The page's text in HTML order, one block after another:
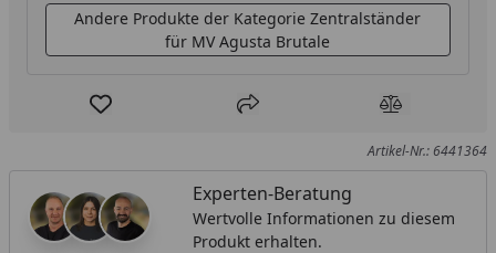
Andere Produkte der Kategorie Zentralständer
für MV Agusta Brutale
Produkt zur Wunschliste hinzufügen
Teilen Produkt
Artikel-Nr.: 6441364
Experten-Beratung
Wertvolle Informationen zu diesem
Produkt erhalten.